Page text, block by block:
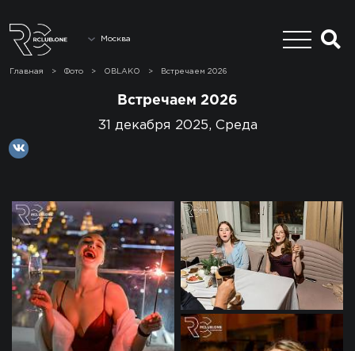
Москва
Главная > Фото > OBLAKO > Встречаем 2026
Встречаем 2026
31 декабря 2025, Среда